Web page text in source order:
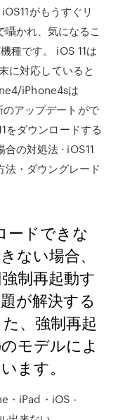
がもうすぐリ
囁かれ、気になるこ
種です。 iOS 11は
に対応していると
iPhone4sは
アップデートがで
をダウンロードする
の対処法 · iOS11
・ダウングレード
ードできな
ない場合、
制再起動す
が解決する
、強制再起
モデルによ
ます。
・iPad・iOS -